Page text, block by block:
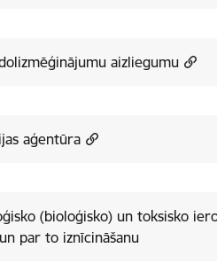
aizliegumu
aģentūra
(bioloģisko) un toksisko
par to iznīcināšanu